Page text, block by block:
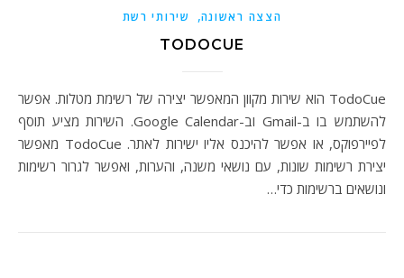
הצצה ראשונה, שירותי רשת
TODOCUE
TodoCue הוא שירות מקוון המאפשר יצירה של רשימת מטלות. אפשר
להשתמש בו ב-Gmail וב-Google Calendar. השירות מציע תוסף
לפיירפוקס, או אפשר להיכנס אליו ישירות לאתר. TodoCue מאפשר
יצירת רשימות שונות, עם נושאי משנה, והערות, ואפשר לגרור רשימות
ונושאים ברשימות כדי…